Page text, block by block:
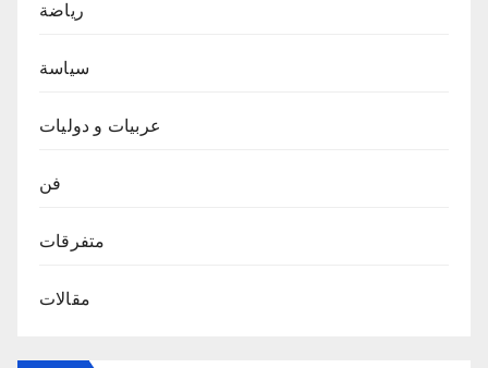
رياضة
سياسة
عربيات و دوليات
فن
متفرقات
مقالات